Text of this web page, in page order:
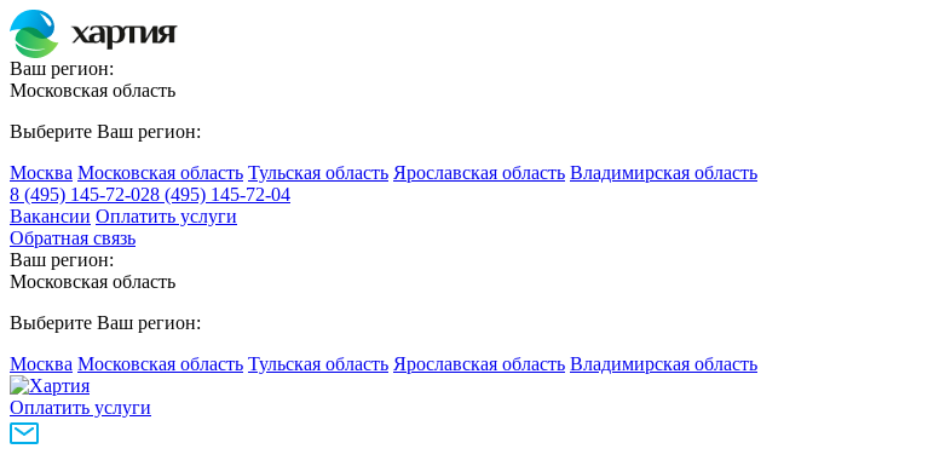
Ваш регион:
Московская область
Выберите Ваш регион:
Москва Московская область Тульская область Ярославская область Владимирская область
8 (495) 145-72-028 (495) 145-72-04
Вакансии Оплатить услуги
Обратная связь
Ваш регион:
Московская область
Выберите Ваш регион:
Москва Московская область Тульская область Ярославская область Владимирская область
Оплатить услуги